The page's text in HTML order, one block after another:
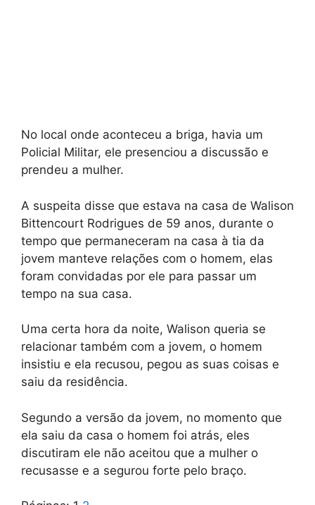
No local onde aconteceu a briga, havia um
Policial Militar, ele presenciou a discussão e
prendeu a mulher.
A suspeita disse que estava na casa de Walison
Bittencourt Rodrigues de 59 anos, durante o
tempo que permaneceram na casa à tia da
jovem manteve relações com o homem, elas
foram convidadas por ele para passar um
tempo na sua casa.
Uma certa hora da noite, Walison queria se
relacionar também com a jovem, o homem
insistiu e ela recusou, pegou as suas coisas e
saiu da residência.
Segundo a versão da jovem, no momento que
ela saiu da casa o homem foi atrás, eles
discutiram ele não aceitou que a mulher o
recusasse e a segurou forte pelo braço.